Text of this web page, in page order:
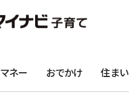
マネー おでかけ 住まい